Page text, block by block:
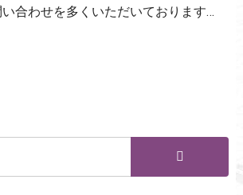
合わせを多くいただいております…